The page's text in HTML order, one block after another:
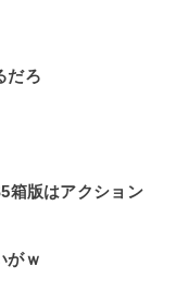
だろ
箱版はアクション
がｗ